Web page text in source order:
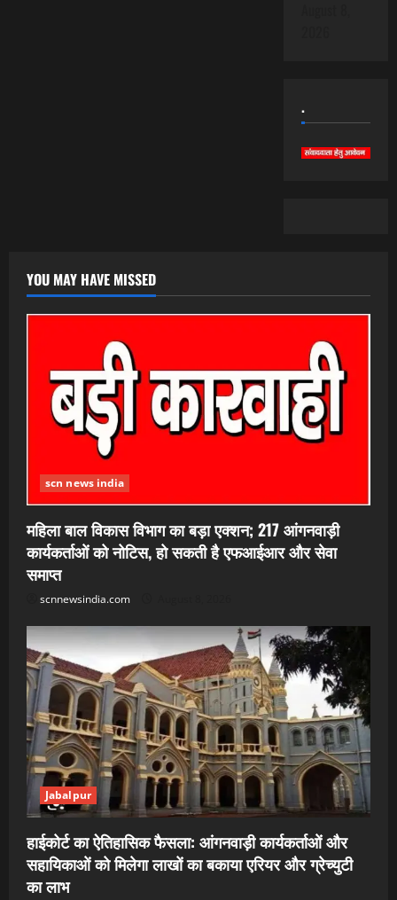
.
YOU MAY HAVE MISSED
scn news india
महिला बाल विकास विभाग का बड़ा एक्शन; 217 आंगनवाड़ी
कार्यकर्ताओं को नोटिस, हो सकती है एफआईआर और सेवा
समाप्त
scnnewsindia.com
Jabalpur
हाईकोर्ट का ऐतिहासिक फैसला: आंगनवाड़ी कार्यकर्ताओं और
सहायिकाओं को मिलेगा लाखों का बकाया एरियर और ग्रेच्युटी
का लाभ